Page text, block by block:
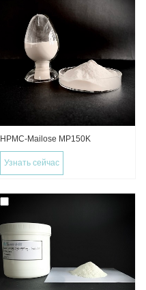
HPMC-Mailose MP150K
Узнать сейчас